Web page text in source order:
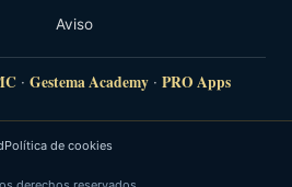
Aviso
· Gestema Academy · PRO Apps
Política de cookies